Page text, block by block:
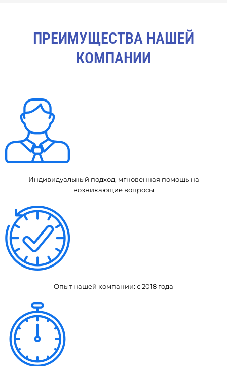
ПРЕИМУЩЕСТВА НАШЕЙ
КОМПАНИИ
Индивидуальный подход, мгновенная помощь на
возникающие вопросы
Опыт нашей компании: с 2018 года